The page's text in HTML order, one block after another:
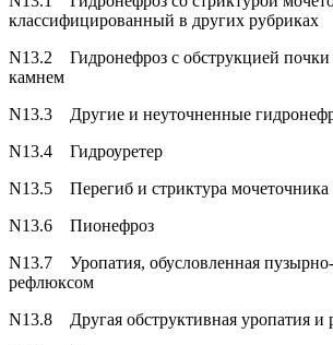
классифицированный в других рубриках
N13.2 Гидронефроз с обструкцией почки
камнем
N13.3 Другие и неуточненные
N13.4 Гидроуретер
N13.5 Перегиб и стриктура мочеточника
N13.6 Пионефроз
N13.7 Уропатия, обусловленная
рефлюксом
N13.8 Другая обструктивная уропатия и